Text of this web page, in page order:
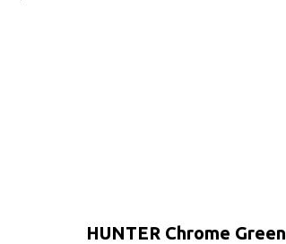
HUNTER Chrome Green